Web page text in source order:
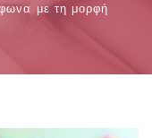
με τη μορφή